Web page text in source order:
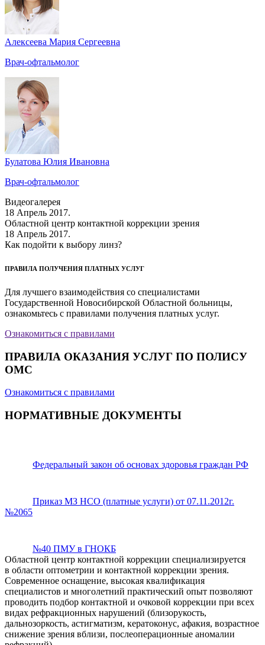
Алексеева Мария Сергеевна
Врач-офтальмолог
Булатова Юлия Ивановна
Врач-офтальмолог
Видеогалерея
18 Апрель 2017.
Областной центр контактной коррекции зрения
18 Апрель 2017.
Как подойти к выбору линз?
ПРАВИЛА ПОЛУЧЕНИЯ ПЛАТНЫХ УСЛУГ
Для лучшего взаимодействия со специалистами
Государственной Новосибирской Областной больницы,
ознакомьтесь с правилами получения платных услуг.
Ознакомиться с правилами
ПРАВИЛА ОКАЗАНИЯ УСЛУГ ПО ПОЛИСУ
ОМС
Ознакомиться с правилами
НОРМАТИВНЫЕ ДОКУМЕНТЫ
Федеральный закон об основах здоровья граждан РФ
Приказ МЗ НСО (платные услуги) от 07.11.2012г.
№2065
№40 ПМУ в ГНОКБ
Областной центр контактной коррекции специализируется
в области оптометрии и контактной коррекции зрения.
Современное оснащение, высокая квалификация
специалистов и многолетний практический опыт позволяют
проводить подбор контактной и очковой коррекции при всех
видах рефракционных нарушений (близорукость,
дальнозоркость, астигматизм, кератоконус, афакия, возрастное
снижение зрения вблизи, послеоперационные аномалии